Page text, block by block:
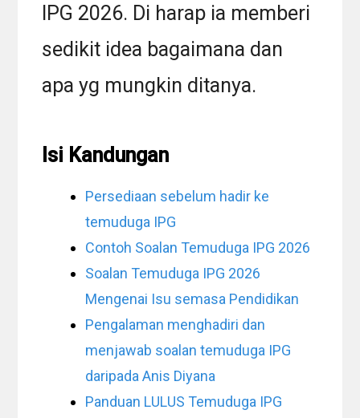
IPG 2026. Di harap ia memberi
sedikit idea bagaimana dan
apa yg mungkin ditanya.
Isi Kandungan
Persediaan sebelum hadir ke
temuduga IPG
Contoh Soalan Temuduga IPG 2026
Soalan Temuduga IPG 2026
Mengenai Isu semasa Pendidikan
Pengalaman menghadiri dan
menjawab soalan temuduga IPG
daripada Anis Diyana
Panduan LULUS Temuduga IPG